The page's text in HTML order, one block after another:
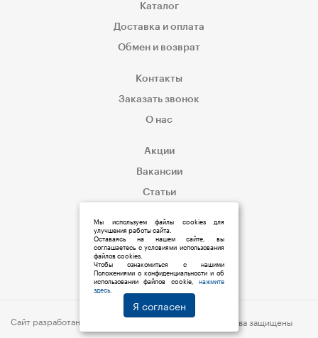
Каталог
Доставка и оплата
Обмен и возврат
Контакты
Заказать звонок
О нас
Акции
Вакансии
Статьи
Сайт разработан: © 2019 Мед:Store | Все права защищены
Мы используем файлы cookies для
улучшения работы сайта.
Оставаясь на нашем сайте, вы
соглашаетесь с условиями использования
файлов cookies.
Чтобы ознакомиться с нашими
Положениями о конфиденциальности и об
использовании файлов cookie, нажмите
здесь
Я согласен